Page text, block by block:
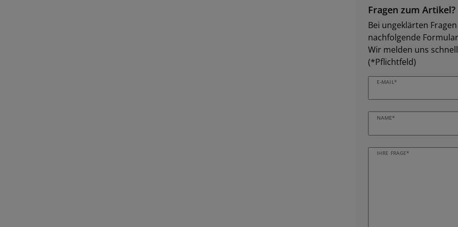
Fragen zum Artikel?
Bei ungeklärten
nachfolgende
Wir melden uns
(*Pflichtfeld)
E-MAIL*
NAME*
IHRE FRAGE*